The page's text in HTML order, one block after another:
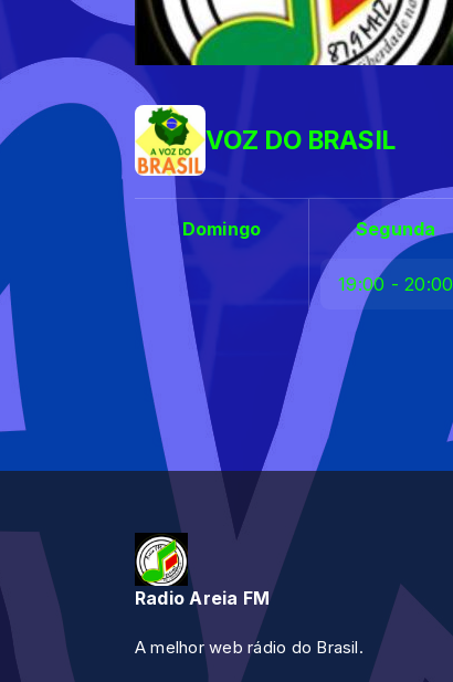
VOZ DO BRASIL
Domingo Segunda
19:00 - 20:00
Radio Areia FM
A melhor web rádio do Brasil.